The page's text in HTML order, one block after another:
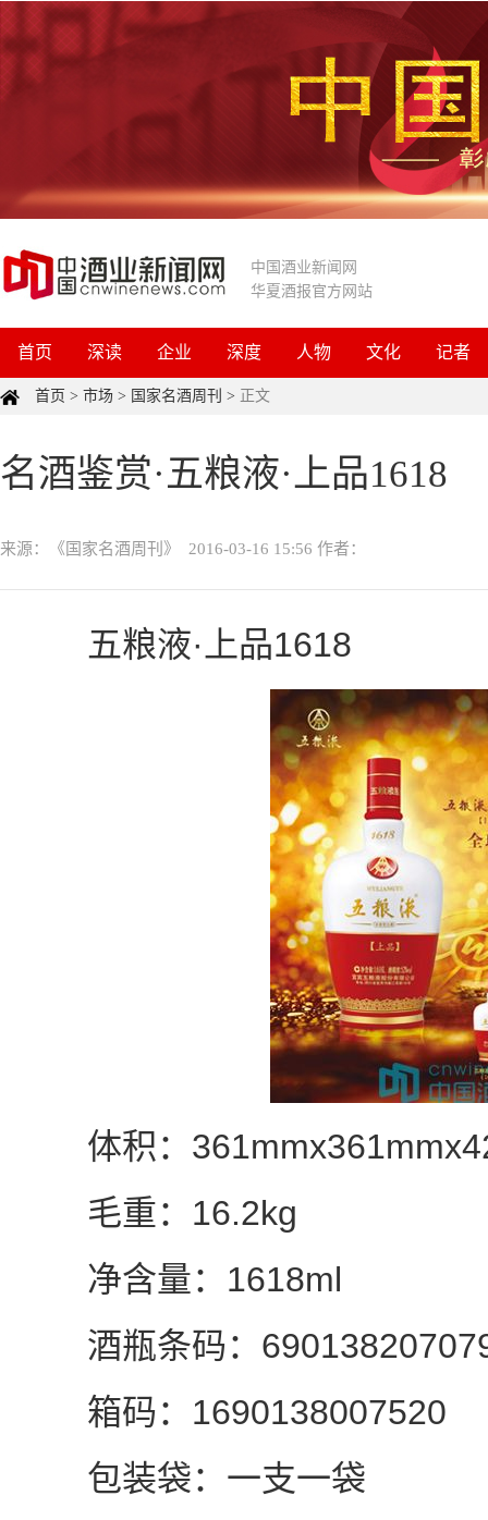
中国酒业新闻网
华夏酒报官方网站
首页 深读 企业 深度 人物 文化 记者
首页 > 市场 > 国家名酒周刊 > 正文
名酒鉴赏·五粮液·上品1618
来源：《国家名酒周刊》 2016-03-16 15:56 作者：
五粮液·上品1618
体积：
毛重：16.2kg
净含量：1618ml
酒瓶条码：
箱码：1690138007520
包装袋：一支一袋